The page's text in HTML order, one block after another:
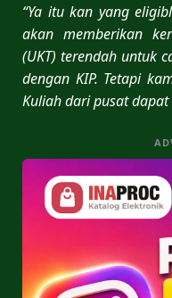
“Ya itu kan yang
akan memberikan
(UKT) terendah untuk
dengan KIP. Tetapi
Kuliah dari pusat